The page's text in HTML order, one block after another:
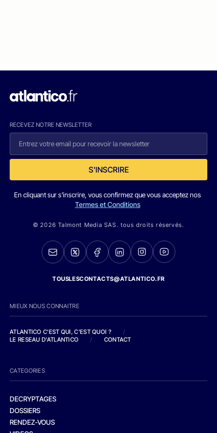
RECEVEZ NOTRE NEWSLETTER
S'INSCRIRE
En cliquant sur s'inscrire, vous confirmez que vous acceptez nos
Termes et Conditions
© 2026 Talmont Media SAS. tous droits réservés.
TOUSLESCONTACTS@ATLANTICO.FR
MIEUX NOUS CONNAITRE
ATLANTICO C'EST QUI, C'EST QUOI ?
/
LE RESEAU D'ATLANTICO
/ CONTACT
CATEGORIES
DECRYPTAGES
DOSSIERS
RENDEZ-VOUS